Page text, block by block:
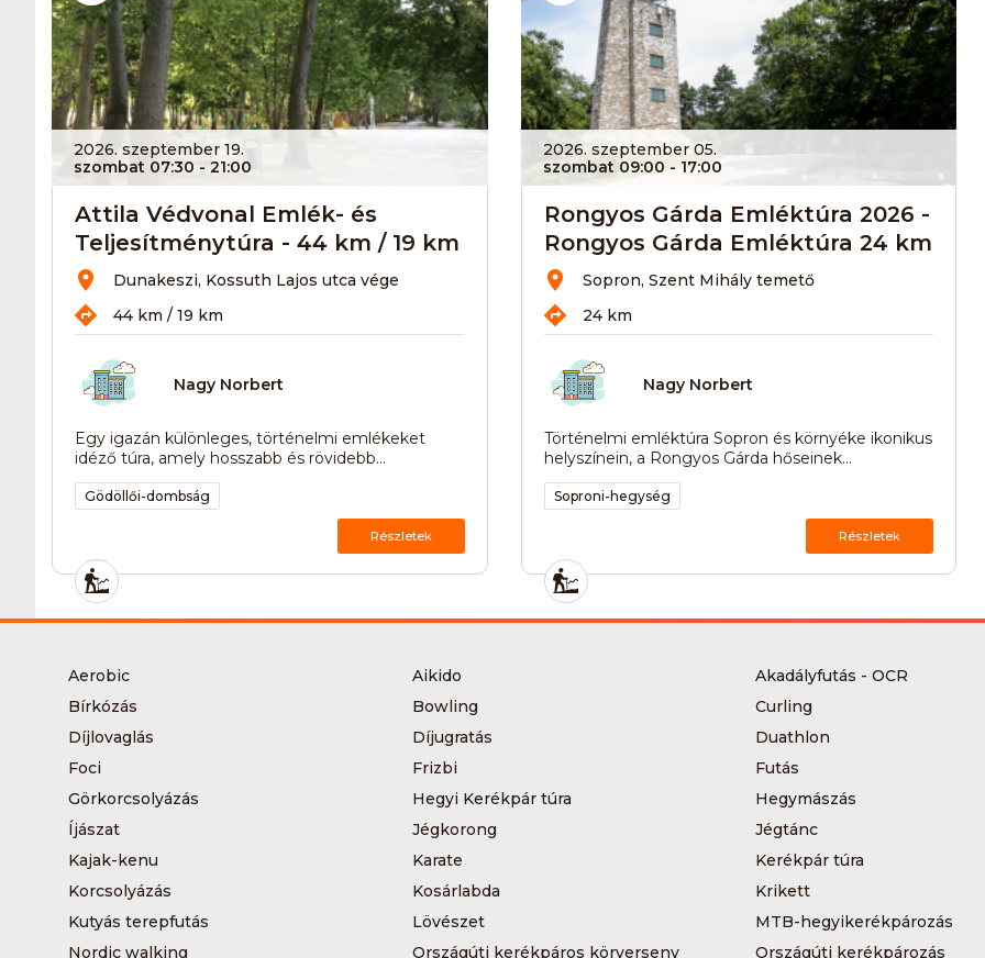
2026. szeptember 19.
szombat 07:30 - 21:00
Attila Védvonal Emlék- és
Teljesítménytúra - 44 km / 19 km
Dunakeszi, Kossuth Lajos utca vége
44 km / 19 km
Nagy Norbert
Egy igazán különleges, történelmi emlékeket
idéző túra, amely hosszabb és rövidebb...
Gödöllői-dombság
Részletek
2026. szeptember 05.
szombat 09:00 - 17:00
Rongyos Gárda Emléktúra 2026 -
Rongyos Gárda Emléktúra 24 km
Sopron, Szent Mihály temető
24 km
Nagy Norbert
Történelmi emléktúra Sopron és környéke ikonikus
helyszínein, a Rongyos Gárda hőseinek...
Soproni-hegység
Részletek
Aerobic Aikido Akadályfutás - OCR
Bírkózás
Bowling Curling
Díjlovaglás
Díjugratás Duathlon
Foci
Frizbi Futás
Görkorcsolyázás
Hegyi Kerékpár túra Hegymászás
Íjászat
Jégkorong Jégtánc
Kajak-kenu
Karate Kerékpár túra
Korcsolyázás
Kosárlabda Krikett
Kutyás terepfutás
Lövészet MTB-hegyikerékpározás
Nordic walking
Országúti kerékpáros körverseny Országúti kerékpározás